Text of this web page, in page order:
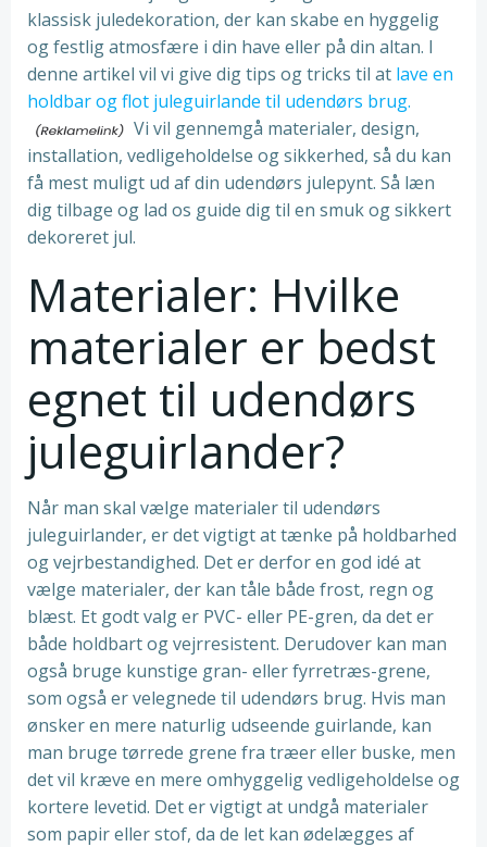
klassisk juledekoration, der kan skabe en hyggelig
og festlig atmosfære i din have eller på din altan. I
denne artikel vil vi give dig tips og tricks til at lave en
holdbar og flot juleguirlande til udendørs brug.
Vi vil gennemgå materialer, design,
installation, vedligeholdelse og sikkerhed, så du kan
få mest muligt ud af din udendørs julepynt. Så læn
dig tilbage og lad os guide dig til en smuk og sikkert
dekoreret jul.
Materialer: Hvilke
materialer er bedst
egnet til udendørs
juleguirlander?
Når man skal vælge materialer til udendørs
juleguirlander, er det vigtigt at tænke på holdbarhed
og vejrbestandighed. Det er derfor en god idé at
vælge materialer, der kan tåle både frost, regn og
blæst. Et godt valg er PVC- eller PE-gren, da det er
både holdbart og vejrresistent. Derudover kan man
også bruge kunstige gran- eller fyrretræs-grene,
som også er velegnede til udendørs brug. Hvis man
ønsker en mere naturlig udseende guirlande, kan
man bruge tørrede grene fra træer eller buske, men
det vil kræve en mere omhyggelig vedligeholdelse og
kortere levetid. Det er vigtigt at undgå materialer
som papir eller stof, da de let kan ødelægges af